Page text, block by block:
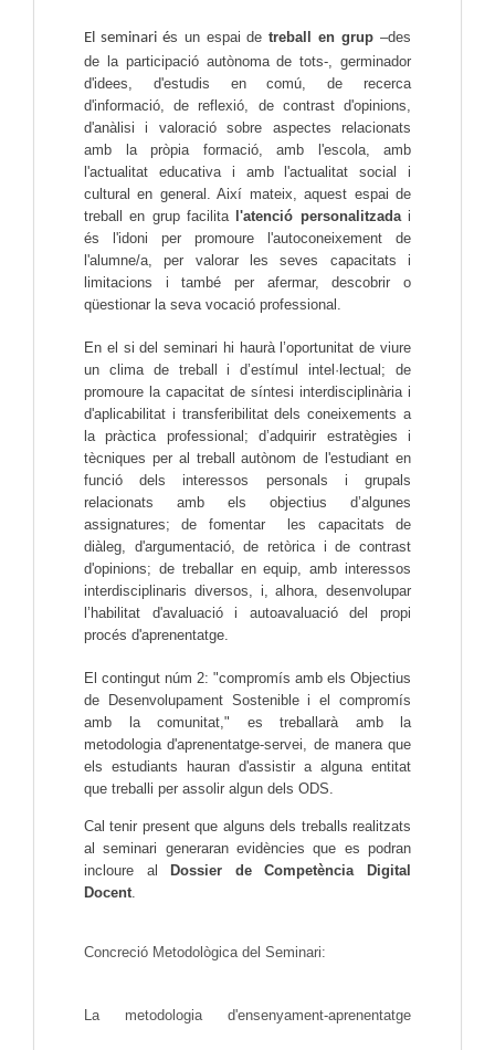
El seminari és un espai de treball en grup –des
de la participació autònoma de tots-, germinador
d'idees, d'estudis en comú, de recerca
d'informació, de reflexió, de contrast d'opinions,
d'anàlisi i valoració sobre aspectes relacionats
amb la pròpia formació, amb l'escola, amb
l'actualitat educativa i amb l'actualitat social i
cultural en general. Així mateix, aquest espai de
treball en grup facilita l'atenció personalitzada i
és l'idoni per promoure l'autoconeixement de
l'alumne/a, per valorar les seves capacitats i
limitacions i també per afermar, descobrir o
qüestionar la seva vocació professional.
En el si del seminari hi haurà l’oportunitat de viure
un clima de treball i d’estímul intel·lectual; de
promoure la capacitat de síntesi interdisciplinària i
d'aplicabilitat i transferibilitat dels coneixements a
la pràctica professional; d’adquirir estratègies i
tècniques per al treball autònom de l'estudiant en
funció dels interessos personals i grupals
relacionats amb els objectius d’algunes
assignatures; de fomentar  les capacitats de
diàleg, d'argumentació, de retòrica i de contrast
d'opinions; de treballar en equip, amb interessos
interdisciplinaris diversos, i, alhora, desenvolupar
l’habilitat d'avaluació i autoavaluació del propi
procés d'aprenentatge.
El contingut núm 2: "compromís amb els Objectius
de Desenvolupament Sostenible i el compromís
amb la comunitat," es treballarà amb la
metodologia d'aprenentatge-servei, de manera que
els estudiants hauran d'assistir a alguna entitat
que treballi per assolir algun dels ODS.
Cal tenir present que alguns dels treballs realitzats
al seminari generaran evidències que es podran
incloure al Dossier de Competència Digital
Docent
Concreció Metodològica del Seminari:
La metodologia d'ensenyament-aprenentatge